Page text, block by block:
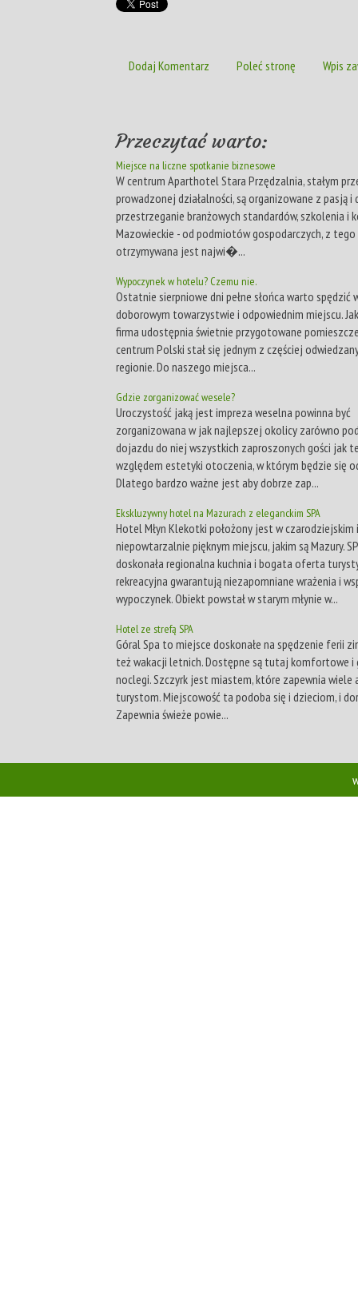
Dodaj Komentarz Poleć stronę Wpis
Przeczytać warto:
Miejsce na liczne spotkanie biznesowe
W centrum Aparthotel Stara Przędzalnia, stałym
prowadzonej działalności, są organizowane z pasją i
przestrzeganie branżowych standardów, szkolenia i
Mazowieckie - od podmiotów gospodarczych, z tego
otrzymywana jest najwi�...
Wypoczynek w hotelu? Czemu nie.
Ostatnie sierpniowe dni pełne słońca warto spędzić
doborowym towarzystwie i odpowiednim miejscu.
firma udostępnia świetnie przygotowane
centrum Polski stał się jednym z częściej
regionie. Do naszego miejsca...
Gdzie zorganizować wesele?
Uroczystość jaką jest impreza weselna powinna być
zorganizowana w jak najlepszej okolicy zarówno
dojazdu do niej wszystkich zaproszonych gości jak
względem estetyki otoczenia, w którym będzie się
Dlatego bardzo ważne jest aby dobrze zap...
Ekskluzywny hotel na Mazurach z eleganckim SPA
Hotel Młyn Klekotki położony jest w czarodziejskim i
niepowtarzalnie pięknym miejscu, jakim są Mazury.
doskonała regionalna kuchnia i bogata oferta
rekreacyjna gwarantują niezapomniane wrażenia i
wypoczynek. Obiekt powstał w starym młynie w...
Hotel ze strefą SPA
Góral Spa to miejsce doskonałe na spędzenie ferii
też wakacji letnich. Dostępne są tutaj komfortowe i
noclegi. Szczyrk jest miastem, które zapewnia wiele
turystom. Miejscowość ta podoba się i dzieciom, i
Zapewnia świeże powie...